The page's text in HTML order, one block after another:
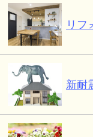
リフ
新耐